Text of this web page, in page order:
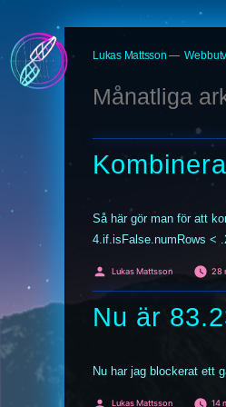
till
Lukas Mattsson
Månatliga
Så här gör man för att
4.if.isFalse.numRows <
Publicerat
Lukas Mattsson 28
Nu är
Nu har jag blockerat ett
Publicerat
Lukas Mattsson 14